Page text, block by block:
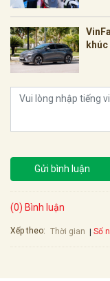
Gửi bình luận
(0) Bình luận
Xếp theo: Thời gian Số